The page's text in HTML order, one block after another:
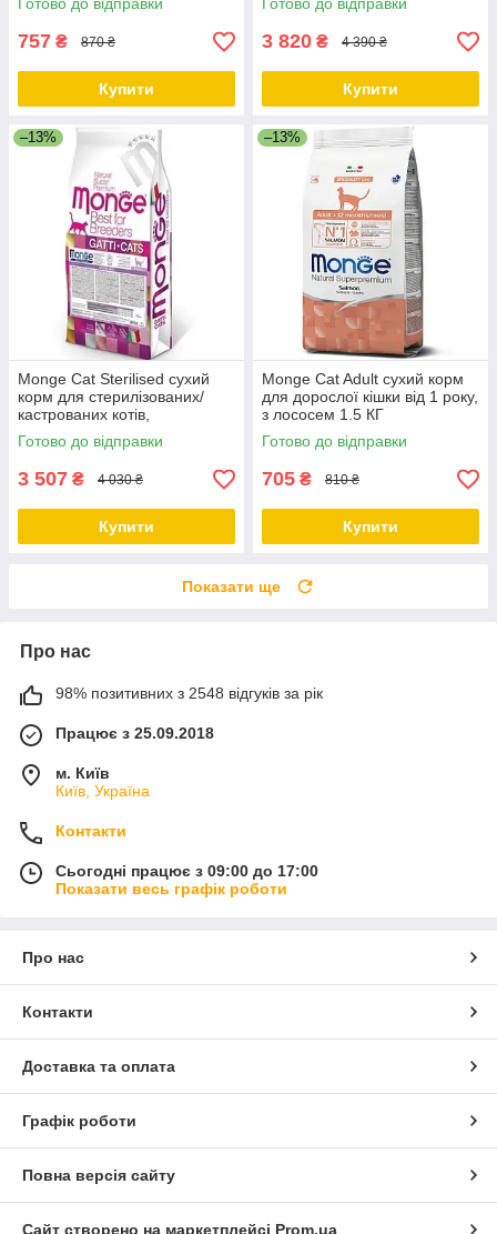
Готово до відправки
757 ₴ 870 ₴
Купити
Готово до відправки
3 820 ₴ 4 390 ₴
Купити
–13%
Monge Cat Sterilised сухий
корм для стерилізованих/
кастрованих котів,
профілактика ожиріння, курка
10 КГ
Готово до відправки
3 507 ₴ 4 030 ₴
Купити
–13%
Monge Cat Adult сухий корм
для дорослої кішки від 1 року,
з лососем 1.5 КГ
Готово до відправки
705 ₴ 810 ₴
Купити
Показати ще
Про нас
98% позитивних з 2548 відгуків за рік
Працює з 25.09.2018
м. Київ
Київ, Україна
Контакти
Сьогодні працює з 09:00 до 17:00
Показати весь графік роботи
Про нас
Контакти
Доставка та оплата
Графік роботи
Повна версія сайту
Сайт створено на маркетплейсі Prom.ua